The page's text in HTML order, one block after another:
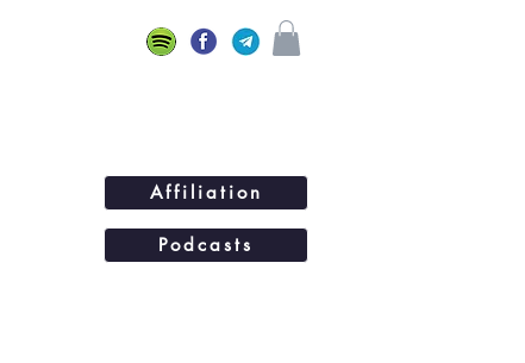
Affiliation
Podcasts